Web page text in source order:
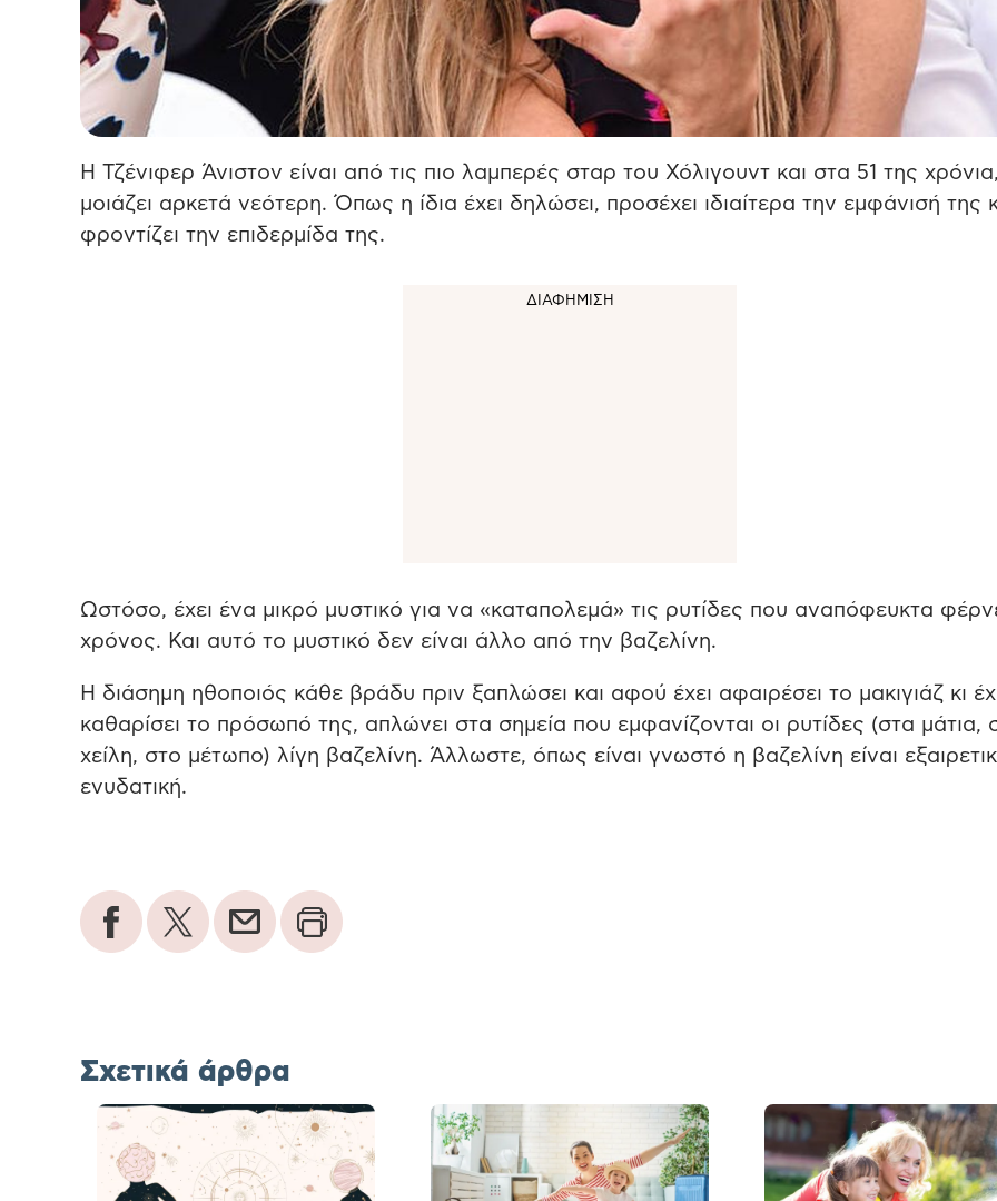
Η Τζένιφερ Άνιστον είναι από τις πιο λαμπερές σταρ του Χόλιγουντ και στα 51 της χρόνια,
μοιάζει αρκετά νεότερη. Όπως η ίδια έχει δηλώσει, προσέχει ιδιαίτερα την εμφάνισή της
φροντίζει την επιδερμίδα της.
Ωστόσο, έχει ένα μικρό μυστικό για να «καταπολεμά» τις ρυτίδες που αναπόφευκτα
χρόνος. Και αυτό το μυστικό δεν είναι άλλο από την βαζελίνη.
Η διάσημη ηθοποιός κάθε βράδυ πριν ξαπλώσει και αφού έχει αφαιρέσει το μακιγιάζ κι
καθαρίσει το πρόσωπό της, απλώνει στα σημεία που εμφανίζονται οι ρυτίδες (στα μάτια,
χείλη, στο μέτωπο) λίγη βαζελίνη. Άλλωστε, όπως είναι γνωστό η βαζελίνη είναι
ενυδατική.
Σχετικά άρθρα